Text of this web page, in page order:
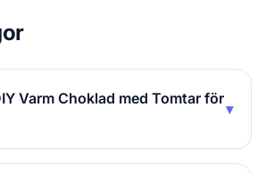
Varm Choklad med Tomtar för
▾